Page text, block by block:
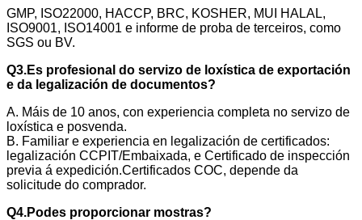
GMP, ISO22000, HACCP, BRC, KOSHER, MUI HALAL,
ISO9001, ISO14001 e informe de proba de terceiros, como
SGS ou BV.
Q3.Es profesional do servizo de loxística de exportación
e da legalización de documentos?
A. Máis de 10 anos, con experiencia completa no servizo de
loxística e posvenda.
B. Familiar e experiencia en legalización de certificados:
legalización CCPIT/Embaixada, e Certificado de inspección
previa á expedición.Certificados COC, depende da
solicitude do comprador.
Q4.Podes proporcionar mostras?